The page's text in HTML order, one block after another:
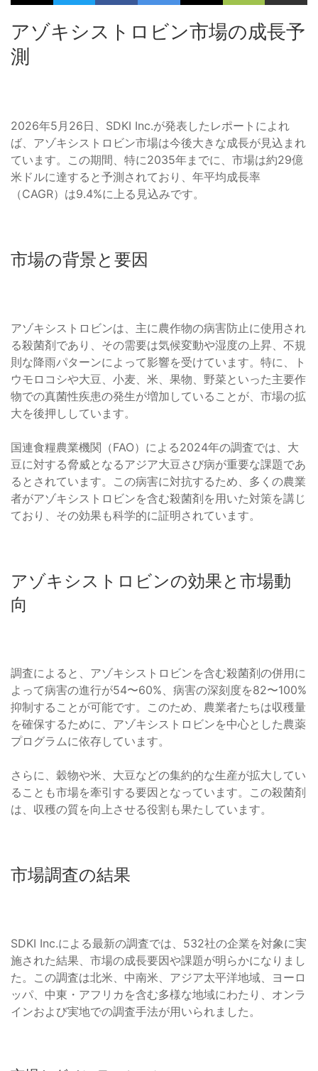
アゾキシストロビン市場の成長予
測
2026年5月26日、SDKI Inc.が発表したレポートによれ
ば、アゾキシストロビン市場は今後大きな成長が見込まれ
ています。この期間、特に2035年までに、市場は約29億
米ドルに達すると予測されており、年平均成長率
（CAGR）は9.4%に上る見込みです。
市場の背景と要因
アゾキシストロビンは、主に農作物の病害防止に使用され
る殺菌剤であり、その需要は気候変動や湿度の上昇、不規
則な降雨パターンによって影響を受けています。特に、ト
ウモロコシや大豆、小麦、米、果物、野菜といった主要作
物での真菌性疾患の発生が増加していることが、市場の拡
大を後押ししています。
国連食糧農業機関（FAO）による2024年の調査では、大
豆に対する脅威となるアジア大豆さび病が重要な課題であ
るとされています。この病害に対抗するため、多くの農業
者がアゾキシストロビンを含む殺菌剤を用いた対策を講じ
ており、その効果も科学的に証明されています。
アゾキシストロビンの効果と市場動
向
調査によると、アゾキシストロビンを含む殺菌剤の併用に
よって病害の進行が54〜60%、病害の深刻度を82〜100%
抑制することが可能です。このため、農業者たちは収穫量
を確保するために、アゾキシストロビンを中心とした農薬
プログラムに依存しています。
さらに、穀物や米、大豆などの集約的な生産が拡大してい
ることも市場を牽引する要因となっています。この殺菌剤
は、収穫の質を向上させる役割も果たしています。
市場調査の結果
SDKI Inc.による最新の調査では、532社の企業を対象に実
施された結果、市場の成長要因や課題が明らかになりまし
た。この調査は北米、中南米、アジア太平洋地域、ヨーロ
ッパ、中東・アフリカを含む多様な地域にわたり、オンラ
インおよび実地での調査手法が用いられました。